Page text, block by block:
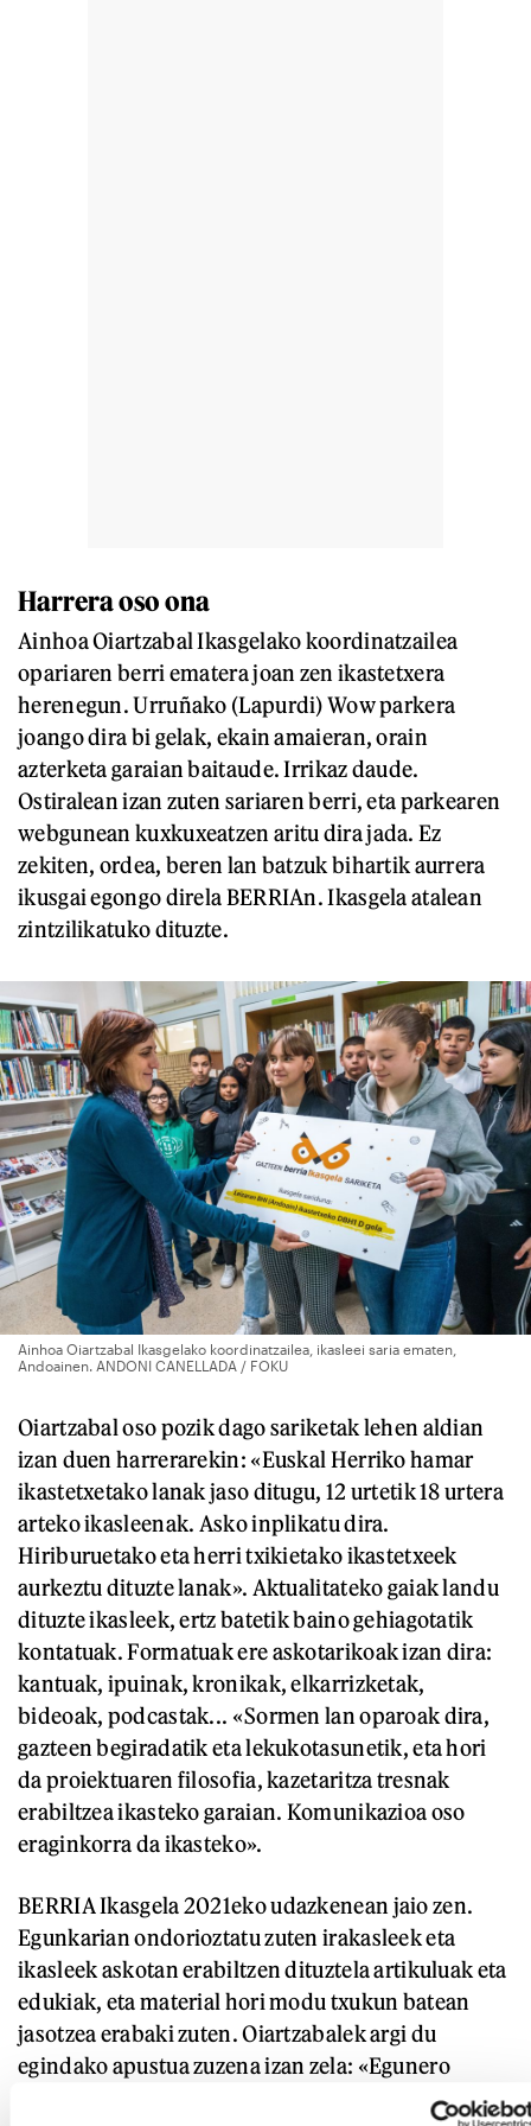
Harrera oso ona
Ainhoa Oiartzabal Ikasgelako koordinatzailea
opariaren berri ematera joan zen ikastetxera
herenegun. Urruñako (Lapurdi) Wow parkera
joango dira bi gelak, ekain amaieran, orain
azterketa garaian baitaude. Irrikaz daude.
Ostiralean izan zuten sariaren berri, eta parkearen
webgunean kuxkuxeatzen aritu dira jada. Ez
zekiten, ordea, beren lan batzuk bihartik aurrera
ikusgai egongo direla BERRIAn. Ikasgela atalean
zintzilikatuko dituzte.
Ainhoa Oiartzabal Ikasgelako koordinatzailea, ikasleei saria ematen,
Andoainen. ANDONI CANELLADA / FOKU
Oiartzabal oso pozik dago sariketak lehen aldian
izan duen harrerarekin: «Euskal Herriko hamar
ikastetxetako lanak jaso ditugu, 12 urtetik 18 urtera
arteko ikasleenak. Asko inplikatu dira.
Hiriburuetako eta herri txikietako ikastetxeek
aurkeztu dituzte lanak». Aktualitateko gaiak landu
dituzte ikasleek, ertz batetik baino gehiagotatik
kontatuak. Formatuak ere askotarikoak izan dira:
kantuak, ipuinak, kronikak, elkarrizketak,
bideoak, podcastak... «Sormen lan oparoak dira,
gazteen begiradatik eta lekukotasunetik, eta hori
da proiektuaren filosofia, kazetaritza tresnak
erabiltzea ikasteko garaian. Komunikazioa oso
eraginkorra da ikasteko».
BERRIA Ikasgela 2021eko udazkenean jaio zen.
Egunkarian ondorioztatu zuten irakasleek eta
ikasleek askotan erabiltzen dituztela artikuluak eta
edukiak, eta material hori modu txukun batean
jasotzea erabaki zuten. Oiartzabalek argi du
egindako apustua zuzena izan zela: «Egunero
jartzen dugu eduki berriren bat. Informazioa